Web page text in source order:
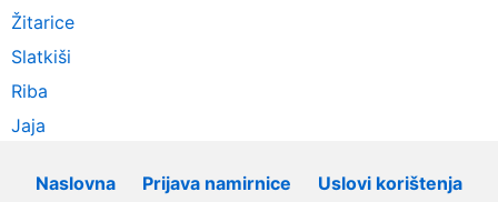
Žitarice
Slatkiši
Riba
Jaja
Naslovna Prijava namirnice
Uslovi korištenja